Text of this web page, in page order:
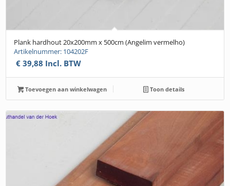
Plank hardhout 20x200mm x 500cm (Angelim vermelho)
Artikelnummer: 104202F
€ 39,88 Incl. BTW
Toevoegen aan winkelwagen Toon details